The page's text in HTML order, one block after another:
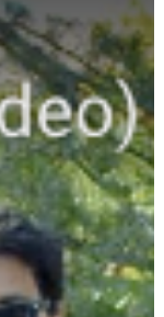
"I'll Be Here Longer"